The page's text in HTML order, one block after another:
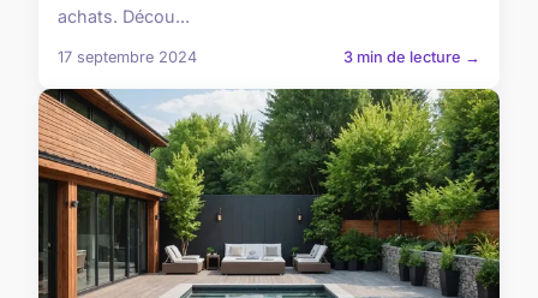
achats. Décou...
17 septembre 2024 3 min de lecture →